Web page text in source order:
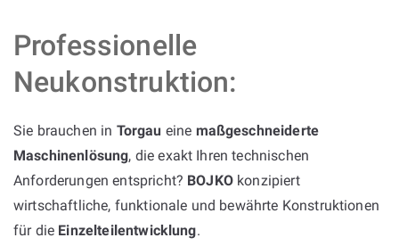
Professionelle
Neukonstruktion:
Sie brauchen in Torgau eine maßgeschneiderte
Maschinenlösung, die exakt Ihren technischen
Anforderungen entspricht? BOJKOkonzipiert
wirtschaftliche, funktionale und bewährte Konstruktionen
für die Einzelteilentwicklung.